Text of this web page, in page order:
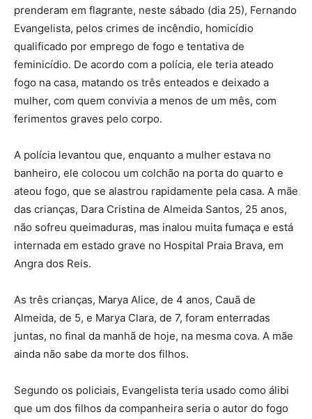
prenderam em flagrante, neste sábado (dia 25), Fernando
Evangelista, pelos crimes de incêndio, homicídio
qualificado por emprego de fogo e tentativa de
feminicídio. De acordo com a polícia, ele teria ateado
fogo na casa, matando os três enteados e deixado a
mulher, com quem convivia a menos de um mês, com
ferimentos graves pelo corpo.
A polícia levantou que, enquanto a mulher estava no
banheiro, ele colocou um colchão na porta do quarto e
ateou fogo, que se alastrou rapidamente pela casa. A mãe
das crianças, Dara Cristina de Almeida Santos, 25 anos,
não sofreu queimaduras, mas inalou muita fumaça e está
internada em estado grave no Hospital Praia Brava, em
Angra dos Reis.
As três crianças, Marya Alice, de 4 anos, Cauã de
Almeida, de 5, e Marya Clara, de 7, foram enterradas
juntas, no final da manhã de hoje, na mesma cova. A mãe
ainda não sabe da morte dos filhos.
Segundo os policiais, Evangelista teria usado como álibi
que um dos filhos da companheira seria o autor do fogo